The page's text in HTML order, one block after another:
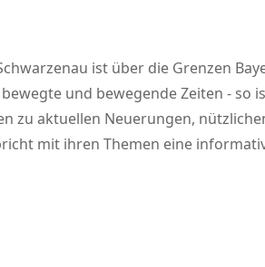
ist über die Grenzen
und bewegende Zeiten - so
zu aktuellen Neuerungen,
mit ihren Themen eine